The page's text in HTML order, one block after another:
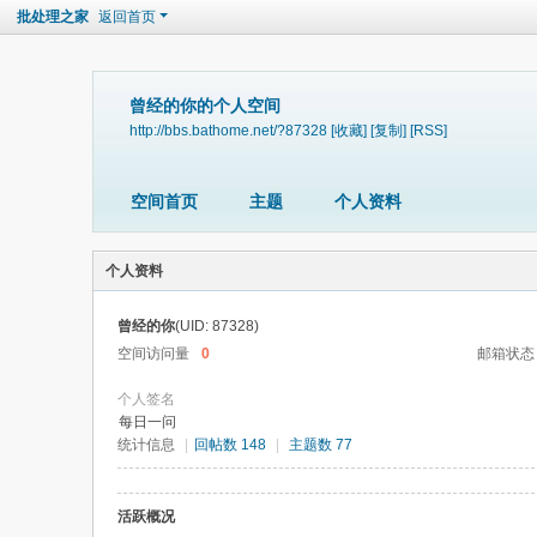
批处理之家 返回首页
曾经的你的个人空间
http://bbs.bathome.net/?87328 [收藏] [复制] [RSS]
空间首页 主题 个人资料
个人资料
曾经的你(UID: 87328)
空间访问量
0 邮箱状态
个人签名
每日一问
统计信息
回帖数 148 主题数 77
活跃概况